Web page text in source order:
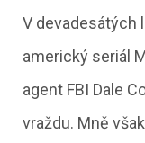
V devadesátých
americký seriál
agent FBI Dale
vraždu. Mně